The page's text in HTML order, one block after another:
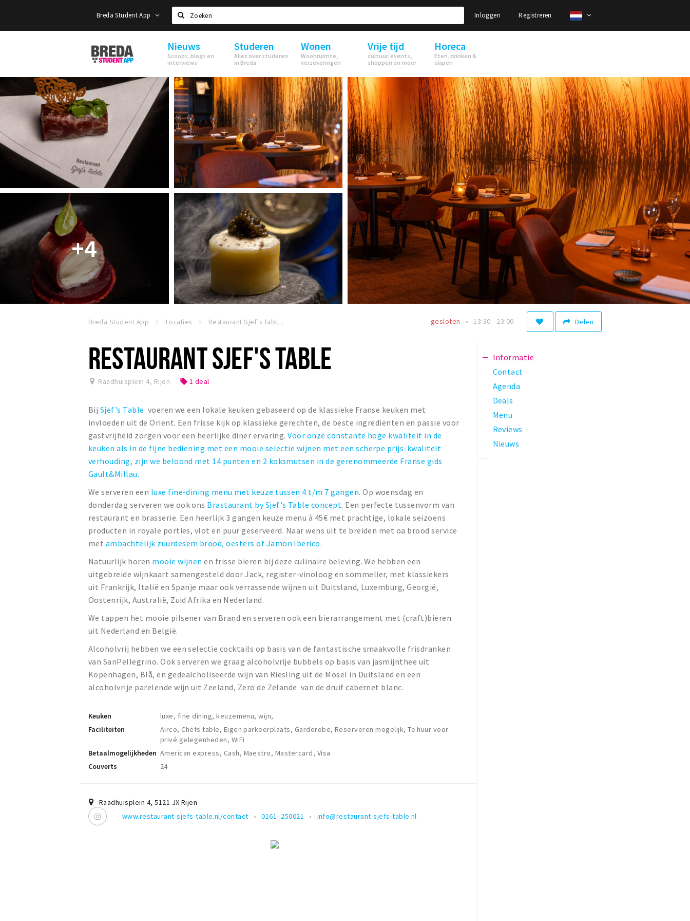
Breda Student App
Zoeken
Inloggen Registreren
Breda
Student
Nieuws
Scoops, blogs en
interviews
Studeren
Alles over studeren
in Breda
Wonen
Woonruimte,
verzekeringen
Vrije tijd
cultuur, events,
shoppen en meer
Horeca
Eten, drinken &
slapen
+4
Breda Student App Locaties Restaurant Sjef's Table Delen
gesloten 13:30 - 23:00
RESTAURANT SJEF'S TABLE
Raadhuisplein 4, Rijen local_offer 1 deal
Bij Sjef's Table voeren we een lokale keuken gebaseerd op de klassieke Franse keuken met
invloeden uit de Orient. Een frisse kijk op klassieke gerechten, de beste ingrediënten en passie voor
gastvrijheid zorgen voor een heerlijke diner ervaring.Voor onze constante hoge kwaliteit in de
keuken als in de fijne bediening met een mooie selectie wijnen met een scherpe prijs-kwaliteit
verhouding, zijn we beloond met 14 punten en 2 koksmutsen in de gerenommeerde Franse gids
Gault&Millau.
We serveren een luxe fine-dining menu met keuze tussen 4 t/m 7 gangen. Op woensdag en
donderdag serveren we ook ons Brastaurant by Sjef's Table concept. Een perfecte tussenvorm van
restaurant en brasserie. Een heerlijk 3 gangen keuze menu à 45€ met prachtige, lokale seizoens
producten in royale porties, vlot en puur geserveerd. Naar wens uit te breiden met oa brood service
met ambachtelijk zuurdesem brood, oesters of Jamon Iberico.
Natuurlijk horen mooie wijnen en frisse bieren bij deze culinaire beleving. We hebben een
uitgebreide wijnkaart samengesteld door Jack, register-vinoloog en sommelier, met klassiekers
uit Frankrijk, Italië en Spanje maar ook verrassende wijnen uit Duitsland, Luxemburg, Georgië,
Oostenrijk, Australië, Zuid Afrika en Nederland.
We tappen het mooie pilsener van Brand en serveren ook een bierarrangement met (craft)bieren
uit Nederland en België.
Alcoholvrij hebben we een selectie cocktails op basis van de fantastische smaakvolle frisdranken
van SanPellegrino. Ook serveren we graag alcoholvrije bubbels op basis van jasmijnthee uit
Kopenhagen, Blå, en gedealcholiseerde wijn van Riesling uit de Mosel in Duitsland en een
alcoholvrije parelende wijn uit Zeeland, Zero de Zelande van de druif cabernet blanc.
Keuken
luxe, fine dining, keuzemenu, wijn,
Faciliteiten
Airco, Chefs table, Eigen parkeerplaats, Garderobe, Reserveren mogelijk, Te huur voor
privé gelegenheden, WiFi
Betaalmogelijkheden American express, Cash, Maestro, Mastercard, Visa
Couverts
24
Raadhuisplein 4,5121 JX Rijen
www.restaurant-sjefs-table.nl/contact
0161- 250021 info@restaurant-sjefs-table.nl
Informatie
Contact
Agenda
Deals
Menu
Reviews
Nieuws